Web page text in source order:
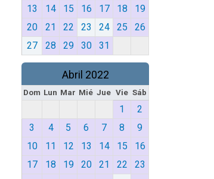
13
14 15 16 17 18
19
20
21 22 23 24 25
26
27
28 29 30 31
Abril 2022
Dom Lun Mar Mié Jue Vie Sáb
1
2
3
4 5 6 7 8
9
10
11 12 13 14 15
16
17
18 19 20 21 22
23